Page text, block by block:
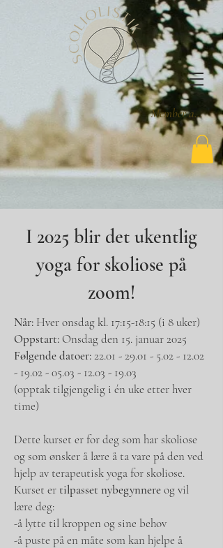
Member area
I 2025 blir det ukentlig
yoga for skoliose på
zoom!
Når: Hver onsdag kl. 17:15-18:15 (i 8 uker)
Oppstart:Onsdag den 15. januar 2025
Følgende datoer: 22.01 - 29.01 - 5.02 - 12.02
- 19.02 -05.03 - 12.03 - 19.03
(opptak tilgjengelig i én uke etter hver
time)
Dette kurset er for deg som har skoliose
og som ønsker å lære å ta vare på den ved
hjelp av terapeutisk yoga for skoliose.
Kurset er tilpasset nybegynnereog vil
lære deg:
-å lytte til kroppen og sine behov
-å puste på en måte som kan hjelpe å